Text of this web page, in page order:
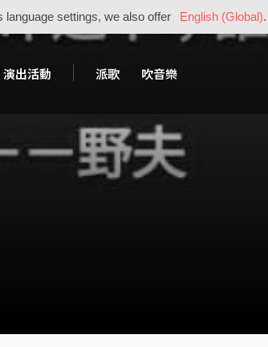
settings, we also offer English (Global).
演出活動 派歌 吹音樂